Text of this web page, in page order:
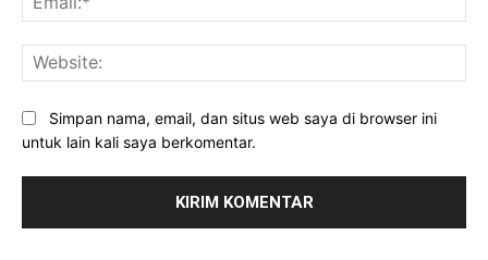
Simpan nama, email, dan situs web saya di browser ini
untuk lain kali saya berkomentar.